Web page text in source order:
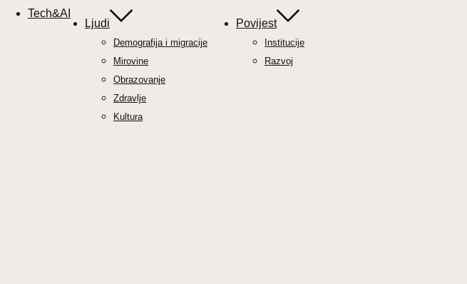
Tech&AI
Ljudi
Demografija i migracije
Mirovine
Obrazovanje
Zdravlje
Kultura
Povijest
Institucije
Razvoj